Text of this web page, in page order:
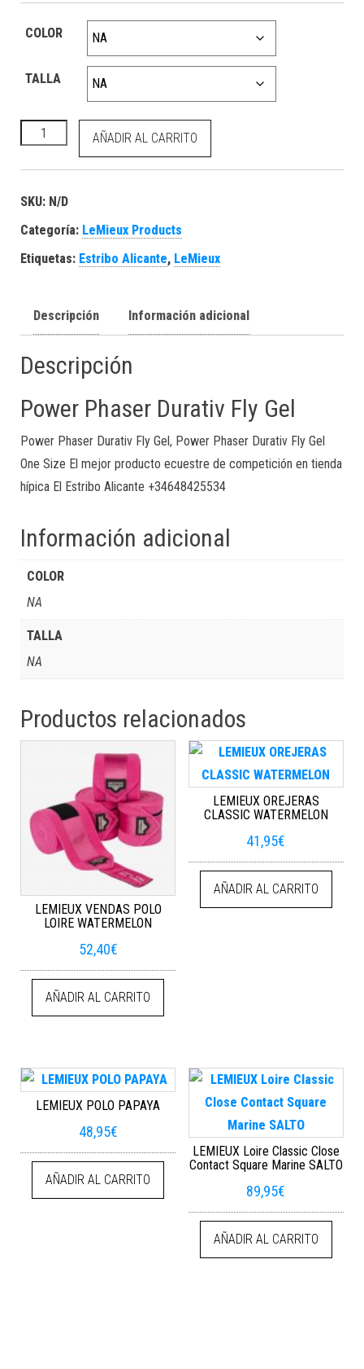
COLOR
TALLA
Power Phaser Durativ Fly Gel cantidad
AÑADIR AL CARRITO
SKU: N/D
Categoría: LeMieux Products
Etiquetas: Estribo Alicante, LeMieux
Descripción Información adicional
Descripción
Power Phaser Durativ Fly Gel
Power Phaser Durativ Fly Gel, Power Phaser Durativ Fly Gel
One Size El mejor producto ecuestre de competición en tienda
hípica El Estribo Alicante +34648425534
Información adicional
COLOR
NA
TALLA
NA
Productos relacionados
LEMIEUX VENDAS POLO
LOIRE WATERMELON
52,40€
AÑADIR AL CARRITO
LEMIEUX OREJERAS
CLASSIC WATERMELON
41,95€
AÑADIR AL CARRITO
LEMIEUX POLO PAPAYA
48,95€
AÑADIR AL CARRITO
LEMIEUX Loire Classic Close
Contact Square Marine SALTO
89,95€
AÑADIR AL CARRITO